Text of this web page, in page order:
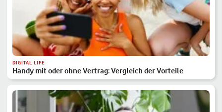
DIGITAL LIFE
Handy mit oder ohne Vertrag: Vergleich der Vorteile